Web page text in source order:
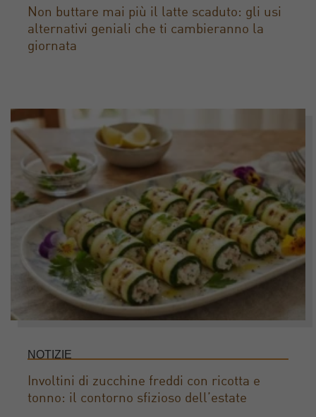
Non buttare mai più il latte scaduto: gli usi
alternativi geniali che ti cambieranno la
giornata
NOTIZIE
Involtini di zucchine freddi con ricotta e
tonno: il contorno sfizioso dell’estate